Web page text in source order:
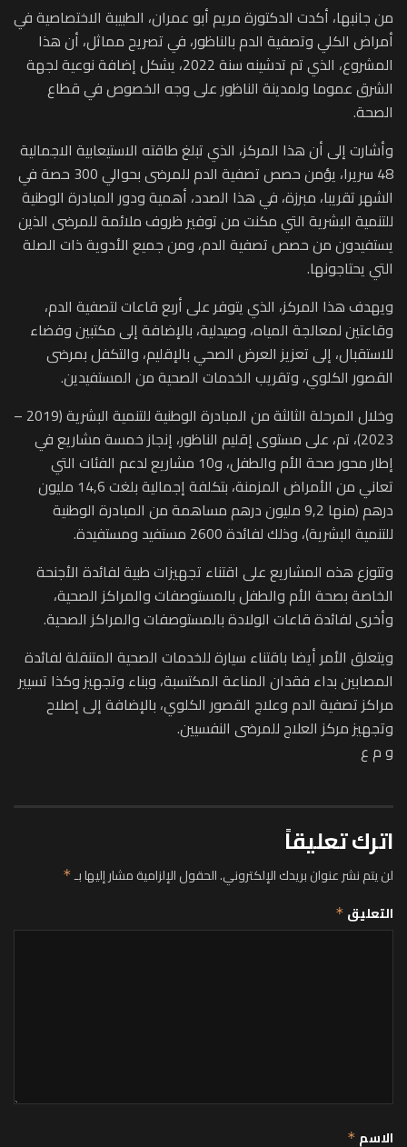
من جانبها، أكدت الدكتورة مريم أبو عمران، الطبيبة الاختصاصية في
أمراض الكلي وتصفية الدم بالناظور، في تصريح مماثل، أن هذا
المشروع، الذي تم تدشينه سنة 2022، يشكل إضافة نوعية لجهة
الشرق عموما ولمدينة الناظور على وجه الخصوص في قطاع
الصحة.
وأشارت إلى أن هذا المركز، الذي تبلغ طاقته الاستيعابية الاجمالية
48 سريرا، يؤمن حصص تصفية الدم للمرضى بحوالي 300 حصة في
الشهر تقريبا، مبرزة، في هذا الصدد، أهمية ودور المبادرة الوطنية
للتنمية البشرية التي مكنت من توفير ظروف ملائمة للمرضى الذين
يستفيدون من حصص تصفية الدم، ومن جميع الأدوية ذات الصلة
التي يحتاجونها.
ويهدف هذا المركز، الذي يتوفر على أربع قاعات لتصفية الدم،
وقاعتين لمعالجة المياه، وصيدلية، بالإضافة إلى مكتبين وفضاء
للاستقبال، إلى تعزيز العرض الصحي بالإقليم، والتكفل بمرضى
القصور الكلوي، وتقريب الخدمات الصحية من المستفيدين.
وخلال المرحلة الثالثة من المبادرة الوطنية للتنمية البشرية (2019 –
2023)، تم، على مستوى إقليم الناظور، إنجاز خمسة مشاريع في
إطار محور صحة الأم والطفل، و10 مشاريع لدعم الفئات التي
تعاني من الأمراض المزمنة، بتكلفة إجمالية بلغت 14,6 مليون
درهم (منها 9,2 مليون درهم مساهمة من المبادرة الوطنية
للتنمية البشرية)، وذلك لفائدة 2600 مستفيد ومستفيدة.
وتتوزع هذه المشاريع على اقتناء تجهيزات طبية لفائدة الأجنحة
الخاصة بصحة الأم والطفل بالمستوصفات والمراكز الصحية،
وأخرى لفائدة قاعات الولادة بالمستوصفات والمراكز الصحية.
ويتعلق الأمر أيضا باقتناء سيارة للخدمات الصحية المتنقلة لفائدة
المصابين بداء فقدان المناعة المكتسبة، وبناء وتجهيز وكذا تسيير
مراكز تصفية الدم وعلاج القصور الكلوي، بالإضافة إلى إصلاح
وتجهيز مركز العلاج للمرضى النفسيين.
و م ع
اترك تعليقاً
لن يتم نشر عنوان بريدك الإلكتروني.الحقول الإلزامية مشار إليها بـ*
التعليق *
الاسم *